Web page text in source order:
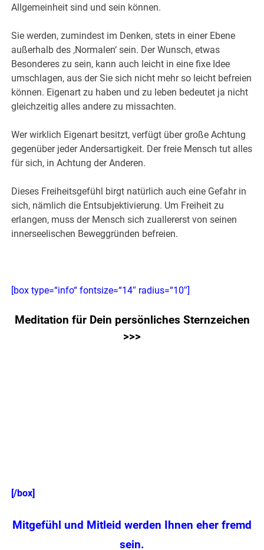
Allgemeinheit sind und sein können.
Sie werden, zumindest im Denken, stets in einer Ebene
außerhalb des ‚Normalen‘ sein. Der Wunsch, etwas
Besonderes zu sein, kann auch leicht in eine fixe Idee
umschlagen, aus der Sie sich nicht mehr so leicht befreien
können. Eigenart zu haben und zu leben bedeutet ja nicht
gleichzeitig alles andere zu missachten.
Wer wirklich Eigenart besitzt, verfügt über große Achtung
gegenüber jeder Andersartigkeit. Der freie Mensch tut alles
für sich, in Achtung der Anderen.
Dieses Freiheitsgefühl birgt natürlich auch eine Gefahr in
sich, nämlich die Entsubjektivierung. Um Freiheit zu
erlangen, muss der Mensch sich zuallererst von seinen
innerseelischen Beweggründen befreien.
[box type=“info“ fontsize=“14″ radius=“10″]
Meditation für Dein persönliches Sternzeichen
>>>
[/box]
Mitgefühl und Mitleid werden Ihnen eher fremd
sein.